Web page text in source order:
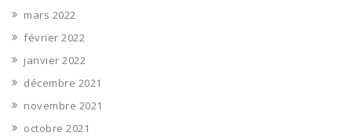
mars 2022
février 2022
janvier 2022
décembre 2021
novembre 2021
octobre 2021